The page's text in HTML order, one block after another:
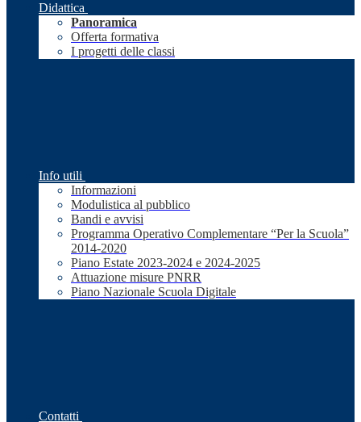
Didattica
Panoramica
Offerta formativa
I progetti delle classi
Info utili
Informazioni
Modulistica al pubblico
Bandi e avvisi
Programma Operativo Complementare “Per la Scuola”
2014-2020
Piano Estate 2023-2024 e 2024-2025
Attuazione misure PNRR
Piano Nazionale Scuola Digitale
Contatti